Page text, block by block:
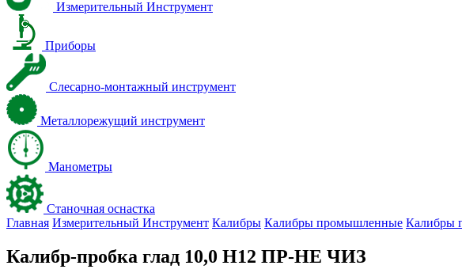
Измерительный Инструмент
Приборы
Слесарно-монтажный инструмент
Металлорежущий инструмент
Манометры
Станочная оснастка
Главная Измерительный Инструмент Калибры Калибры промышленные Калибры
Калибр-пробка глад 10,0 H12 ПР-НЕ ЧИЗ